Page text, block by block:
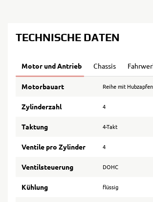
TECHNISCHE DATEN
Motor und Antrieb Chassis
Motorbauart Reihe mit
Zylinderzahl 4
Taktung 4-Takt
Ventile pro Zylinder 4
Ventilsteuerung DOHC
Kühlung flüssig